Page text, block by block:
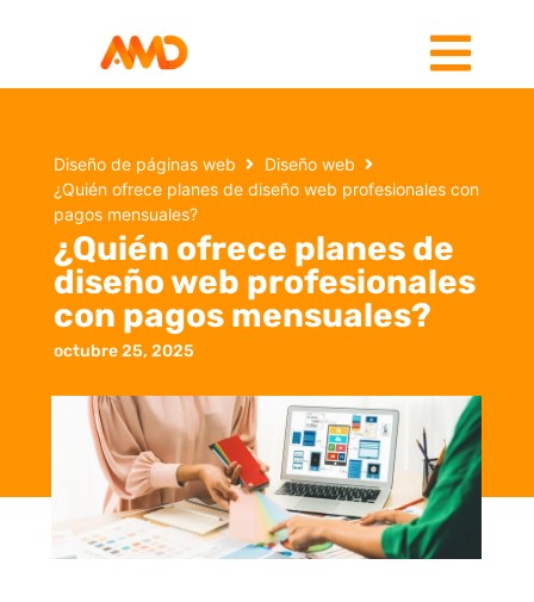
Diseño de páginas web
Diseño web
¿Quién ofrece planes de diseño web profesionales con
pagos mensuales?
¿Quién ofrece planes de
diseño web profesionales
con pagos mensuales?
octubre 25, 2025